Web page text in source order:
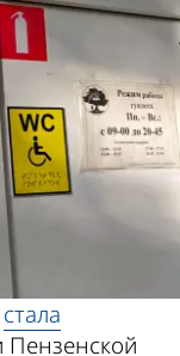
стала
Пензенской